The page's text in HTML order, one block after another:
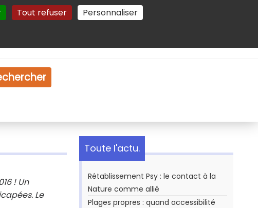
Tout refuser Personnaliser
du site Gestion des cookies
! Un
Le
Toute l'actu.
Rétablissement Psy : le contact à la
Nature comme allié
Plages propres : quand accessibilité